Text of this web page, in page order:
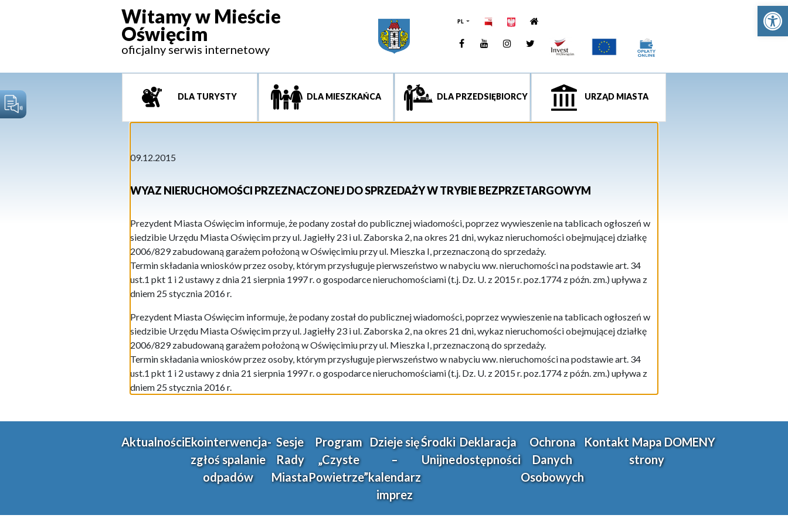
Witamy w Mieście
Oświęcim
oficjalny serwis internetowy
PL
FacebookYouTUbeInstagramTwitter
DLA TURYSTY DLA MIESZKAŃCA DLA PRZEDSIĘBIORCY URZĄD MIASTA
09.12.2015
WYAZ NIERUCHOMOŚCI PRZEZNACZONEJ DO SPRZEDAŻY W TRYBIE BEZPRZETARGOWYM
Prezydent Miasta Oświęcim informuje, że podany został do publicznej wiadomości, poprzez wywieszenie na tablicach ogłoszeń w
siedzibie Urzędu Miasta Oświęcim przy ul. Jagiełły 23 i ul. Zaborska 2, na okres 21 dni, wykaz nieruchomości obejmującej działkę
2006/829 zabudowaną garażem położoną w Oświęcimiu przy ul. Mieszka I, przeznaczoną do sprzedaży.
Termin składania wniosków przez osoby, którym przysługuje pierwszeństwo w nabyciu ww. nieruchomości na podstawie art. 34
ust.1 pkt 1 i 2 ustawy z dnia 21 sierpnia 1997 r. o gospodarce nieruchomościami (t.j. Dz. U. z 2015 r. poz.1774 z późn. zm.) upływa z
dniem 25 stycznia 2016 r.
Prezydent Miasta Oświęcim informuje, że podany został do publicznej wiadomości, poprzez wywieszenie na tablicach ogłoszeń w
siedzibie Urzędu Miasta Oświęcim przy ul. Jagiełły 23 i ul. Zaborska 2, na okres 21 dni, wykaz nieruchomości obejmującej działkę
2006/829 zabudowaną garażem położoną w Oświęcimiu przy ul. Mieszka I, przeznaczoną do sprzedaży.
Termin składania wniosków przez osoby, którym przysługuje pierwszeństwo w nabyciu ww. nieruchomości na podstawie art. 34
ust.1 pkt 1 i 2 ustawy z dnia 21 sierpnia 1997 r. o gospodarce nieruchomościami (t.j. Dz. U. z 2015 r. poz.1774 z późn. zm.) upływa z
dniem 25 stycznia 2016 r.
AktualnościEkointerwencja-
zgłoś spalanie
odpadów
Sesje
Rady
Miasta
Program
„Czyste
Powietrze”
Dzieje się
–
kalendarz
imprez
Środki
Unijne
Deklaracja
dostępności
Ochrona
Danych
Osobowych
Kontakt Mapa
strony
DOMENY